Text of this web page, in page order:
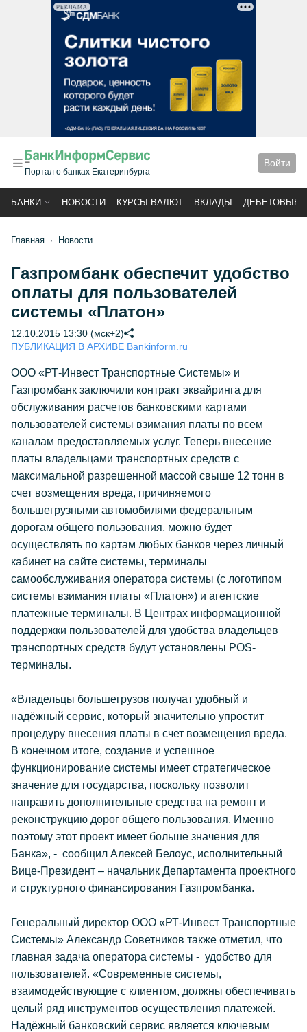
РЕКЛАМА
Портал о банках Екатеринбурга
Войти
БАНКИ НОВОСТИ КУРСЫ ВАЛЮТ ВКЛАДЫ ДЕБЕТОВЫЕ
Главная Новости
Газпромбанк обеспечит удобство
оплаты для пользователей
системы «Платон»
12.10.2015 13:30 (мск+2)
ПУБЛИКАЦИЯ В АРХИВЕ Bankinform.ru
ООО «РТ-Инвест Транспортные Системы» и
Газпромбанк заключили контракт эквайринга для
обслуживания расчетов банковскими картами
пользователей системы взимания платы по всем
каналам предоставляемых услуг. Теперь внесение
платы владельцами транспортных средств с
максимальной разрешенной массой свыше 12 тонн в
счет возмещения вреда, причиняемого
большегрузными автомобилями федеральным
дорогам общего пользования, можно будет
осуществлять по картам любых банков через личный
кабинет на сайте системы, терминалы
самообслуживания оператора системы (с логотипом
системы взимания платы «Платон») и агентские
платежные терминалы. В Центрах информационной
поддержки пользователей для удобства владельцев
транспортных средств будут установлены POS-
терминалы.
«Владельцы большегрузов получат удобный и
надёжный сервис, который значительно упростит
процедуру внесения платы в счет возмещения вреда.
В конечном итоге, создание и успешное
функционирование системы имеет стратегическое
значение для государства, поскольку позволит
направить дополнительные средства на ремонт и
реконструкцию дорог общего пользования. Именно
поэтому этот проект имеет больше значения для
Банка», - сообщил Алексей Белоус, исполнительный
Вице-Президент – начальник Департамента проектного
и структурного финансирования Газпромбанка.
Генеральный директор ООО «РТ-Инвест Транспортные
Системы» Александр Советников также отметил, что
главная задача оператора системы - удобство для
пользователей. «Современные системы,
взаимодействующие с клиентом, должны обеспечивать
целый ряд инструментов осуществления платежей.
Надёжный банковский сервис является ключевым